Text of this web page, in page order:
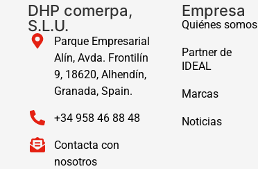
DHP comerpa,
S.L.U.
Parque Empresarial
Alín, Avda. Frontilín
9, 18620, Alhendín,
Granada, Spain.
+34 958 46 88 48
Contacta con
nosotros
Empresa
Quiénes somos
Partner de
IDEAL
Marcas
Noticias